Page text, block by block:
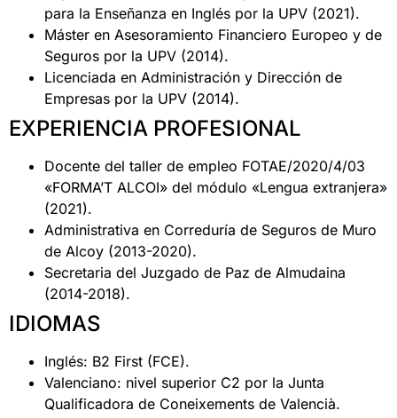
para la Enseñanza en Inglés por la UPV (2021).
Máster en Asesoramiento Financiero Europeo y de
Seguros por la UPV (2014).
Licenciada en Administración y Dirección de
Empresas por la UPV (2014).
EXPERIENCIA PROFESIONAL
Docente del taller de empleo FOTAE/2020/4/03
«FORMA’T ALCOI» del módulo «Lengua extranjera»
(2021).
Administrativa en Correduría de Seguros de Muro
de Alcoy (2013-2020).
Secretaria del Juzgado de Paz de Almudaina
(2014-2018).
IDIOMAS
Inglés: B2 First (FCE).
Valenciano: nivel superior C2 por la Junta
Qualificadora de Coneixements de Valencià.